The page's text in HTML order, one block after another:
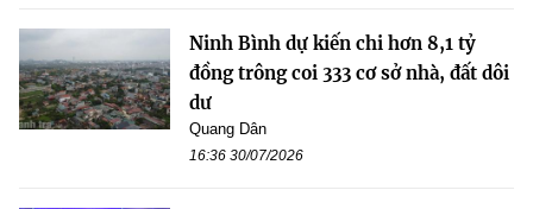
Ninh Bình dự kiến chi hơn 8,1 tỷ
đồng trông coi 333 cơ sở nhà, đất dôi
dư
Quang Dân
16:36 30/07/2026